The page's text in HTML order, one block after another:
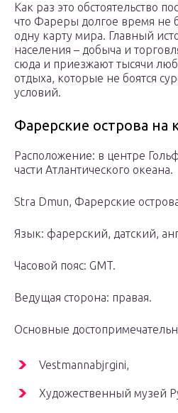
Как раз это обстоятельство
что Фареры долгое время не
одну карту мира. Главный
населения – добыча и
сюда и приезжают тысячи
отдыха, которые не боятся
условий.
Фарерские острова на
Расположение: в центре
части Атлантического океана.
Stra Dmun, Фарерские
Язык: фарерский, датский,
Часовой пояс: GMT.
Ведущая сторона: правая.
Основные
Vestmannabjrgini,
Художественный музей